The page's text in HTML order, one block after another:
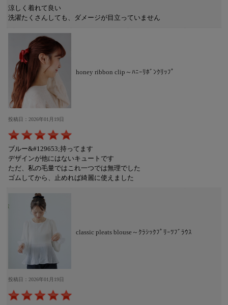
涼しく着れて良い
洗濯たくさんしても、ダメージが目立っていません
honey ribbon clip～ﾊﾆｰﾘﾎﾞﾝｸﾘｯﾌﾟ
投稿日：2026年01月19日
ブルー&#129653;持ってます
デザインが他にはないキュートです
ただ、私の毛量ではこれ一つでは無理でした
ゴムしてから、止めれば綺麗に使えました
classic pleats blouse～ｸﾗｼｯｸﾌﾟﾘｰﾂﾌﾞﾗｳｽ
投稿日：2026年01月19日